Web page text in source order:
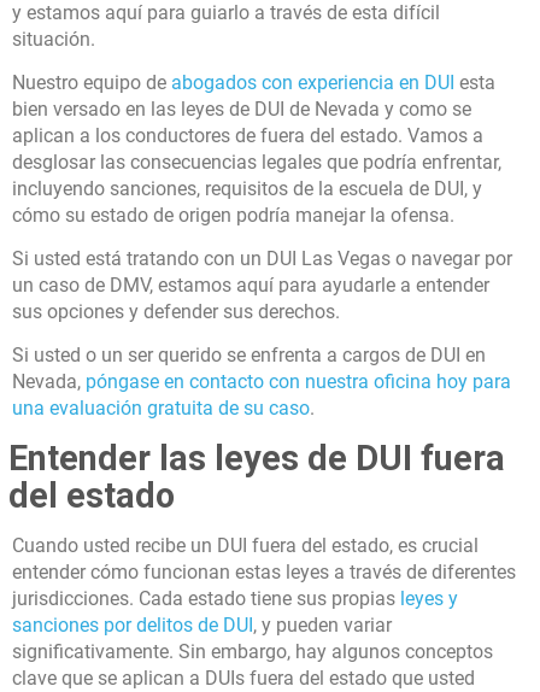
y estamos aquí para guiarlo a través de esta difícil
situación.
Nuestro equipo de abogados con experiencia en DUI esta
bien versado en las leyes de DUI de Nevada y como se
aplican a los conductores de fuera del estado. Vamos a
desglosar las consecuencias legales que podría enfrentar,
incluyendo sanciones, requisitos de la escuela de DUI, y
cómo su estado de origen podría manejar la ofensa.
Si usted está tratando con un DUI Las Vegas o navegar por
un caso de DMV, estamos aquí para ayudarle a entender
sus opciones y defender sus derechos.
Si usted o un ser querido se enfrenta a cargos de DUI en
Nevada, póngase en contacto con nuestra oficina hoy para
una evaluación gratuita de su caso.
Entender las leyes de DUI fuera
del estado
Cuando usted recibe un DUI fuera del estado, es crucial
entender cómo funcionan estas leyes a través de diferentes
jurisdicciones. Cada estado tiene sus propias leyes y
sanciones por delitos de DUI , y pueden variar
significativamente. Sin embargo, hay algunos conceptos
clave que se aplican a DUIs fuera del estado que usted